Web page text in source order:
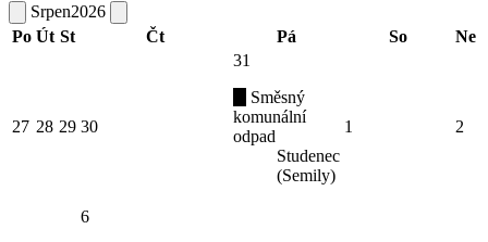
Srpen2026
Po Út St Čt Pá So Ne
27 28 29 30
31
Směsný
komunální
odpad
Studenec
(Semily)
1 2
6